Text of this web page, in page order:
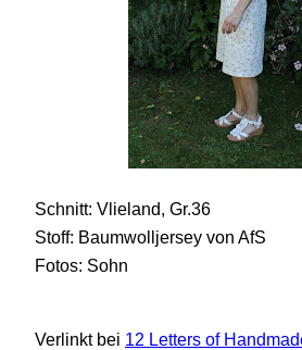
Schnitt: Vlieland, Gr.36
Stoff: Baumwolljersey von AfS
Fotos: Sohn
Verlinkt bei 12 Letters of